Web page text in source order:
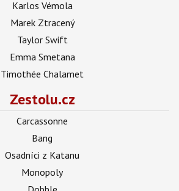
Karlos Vémola
Marek Ztracený
Taylor Swift
Emma Smetana
Timothée Chalamet
Zestolu.cz
Carcassonne
Bang
Osadníci z Katanu
Monopoly